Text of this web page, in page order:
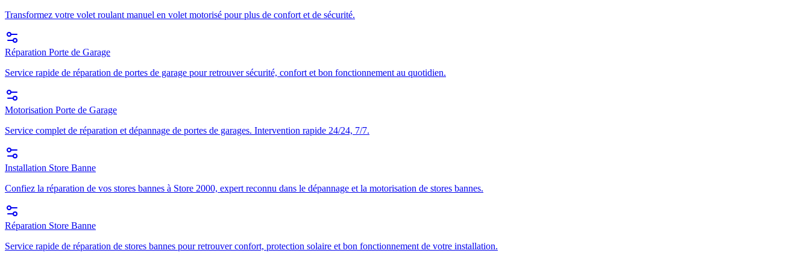
Transformez votre volet roulant manuel en volet motorisé pour plus de confort et de sécurité.
Réparation Porte de Garage
Service rapide de réparation de portes de garage pour retrouver sécurité, confort et bon fonctionnement au quotidien.
Motorisation Porte de Garage
Service complet de réparation et dépannage de portes de garages. Intervention rapide 24/24, 7/7.
Installation Store Banne
Confiez la réparation de vos stores bannes à Store 2000, expert reconnu dans le dépannage et la motorisation de stores bannes.
Réparation Store Banne
Service rapide de réparation de stores bannes pour retrouver confort, protection solaire et bon fonctionnement de votre installation.